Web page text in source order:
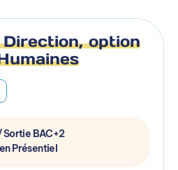
option
Sortie BAC+2
Présentiel